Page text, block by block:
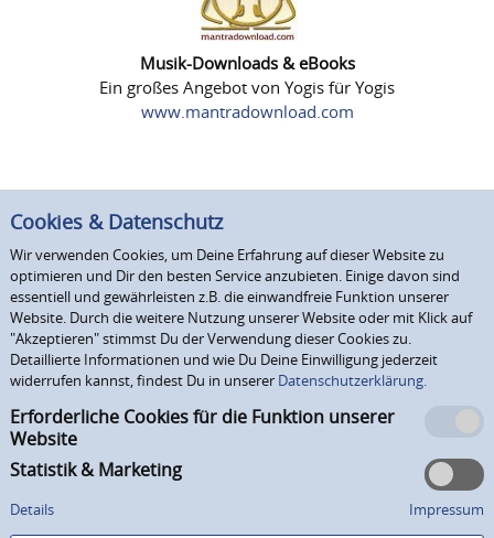
Musik-Downloads & eBooks
Ein großes Angebot von Yogis für Yogis
www.mantradownload.com
Cookies & Datenschutz
Wir verwenden Cookies, um Deine Erfahrung auf dieser Website zu
optimieren und Dir den besten Service anzubieten. Einige davon sind
essentiell und gewährleisten z.B. die einwandfreie Funktion unserer
Website. Durch die weitere Nutzung unserer Website oder mit Klick auf
"Akzeptieren" stimmst Du der Verwendung dieser Cookies zu.
Detaillierte Informationen und wie Du Deine Einwilligung jederzeit
widerrufen kannst, findest Du in unserer Datenschutzerklärung.
Erforderliche Cookies für die Funktion unserer
Website
Statistik & Marketing
Details Impressum